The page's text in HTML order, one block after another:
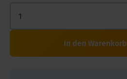
In den Warenkorb